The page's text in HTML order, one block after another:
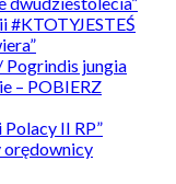
#KTOTYJESTEŚ
Pogrindis jungia
– POBIERZ
II RP”
orędownicy